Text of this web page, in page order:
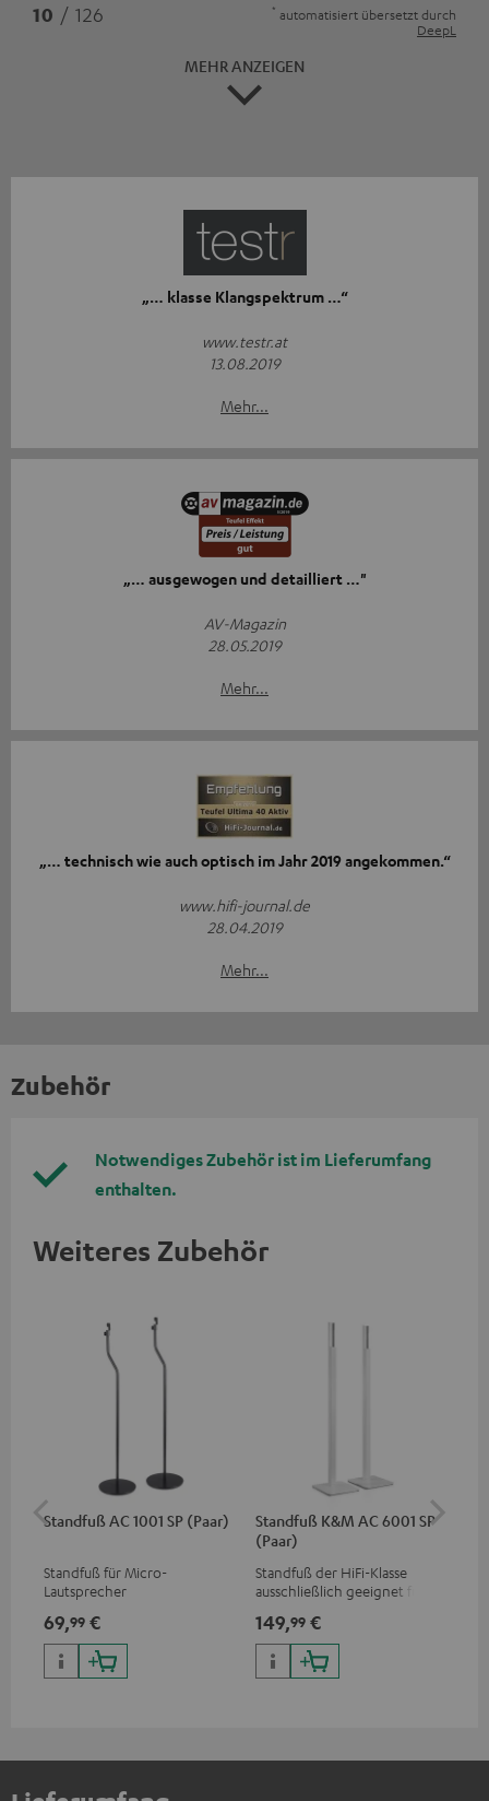
10 / 126 * automatisiert übersetzt durch
DeepL
MEHR ANZEIGEN
„… klasse Klangspektrum …“
www.testr.at
13.08.2019
Mehr...
„… ausgewogen und detailliert …"
AV-Magazin
28.05.2019
Mehr...
„… technisch wie auch optisch im Jahr 2019 angekommen.“
www.hifi-journal.de
28.04.2019
Mehr...
Zubehör
Notwendiges Zubehör ist im Lieferumfang
enthalten.
Weiteres Zubehör
Standfuß AC 1001 SP (Paar)
Standfuß für Micro-
Lautsprecher
69,99 €
Standfuß K&M AC 6001 SP
(Paar)
Standfuß der HiFi-Klasse
ausschließlich geeignet für
und CONSONO 25 (CS 25 FCR-
Satelliten)
149,99 €